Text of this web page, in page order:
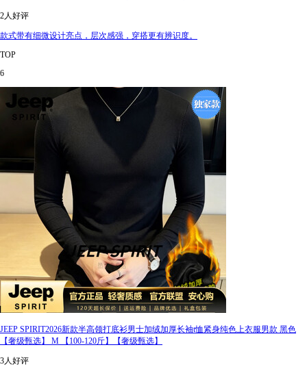
2人好评
款式带有细微设计亮点，层次感强，穿搭更有辨识度。
TOP
6
JEEP SPIRIT2026新款半高领打底衫男士加绒加厚长袖t恤紧身纯色上衣服男款 黑色
【奢级甄选】 M 【100-120斤】【奢级甄选】
3人好评